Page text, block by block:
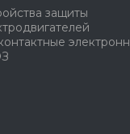
защиты